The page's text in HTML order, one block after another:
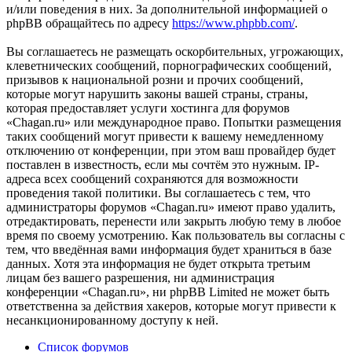
и/или поведения в них. За дополнительной информацией о
phpBB обращайтесь по адресу https://www.phpbb.com/.
Вы соглашаетесь не размещать оскорбительных, угрожающих,
клеветнических сообщений, порнографических сообщений,
призывов к национальной розни и прочих сообщений,
которые могут нарушить законы вашей страны, страны,
которая предоставляет услуги хостинга для форумов
«Chagan.ru» или международное право. Попытки размещения
таких сообщений могут привести к вашему немедленному
отключению от конференции, при этом ваш провайдер будет
поставлен в известность, если мы сочтём это нужным. IP-
адреса всех сообщений сохраняются для возможности
проведения такой политики. Вы соглашаетесь с тем, что
администраторы форумов «Chagan.ru» имеют право удалить,
отредактировать, перенести или закрыть любую тему в любое
время по своему усмотрению. Как пользователь вы согласны с
тем, что введённая вами информация будет храниться в базе
данных. Хотя эта информация не будет открыта третьим
лицам без вашего разрешения, ни администрация
конференции «Chagan.ru», ни phpBB Limited не может быть
ответственна за действия хакеров, которые могут привести к
несанкционированному доступу к ней.
Список форумов